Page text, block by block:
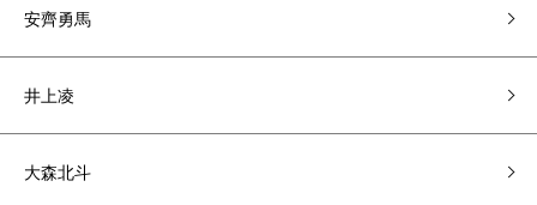
安齊勇馬
井上凌
大森北斗